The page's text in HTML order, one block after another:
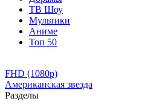
ТВ Шоу
Мультики
Аниме
Топ 50
FHD (1080p)
Американская звезда
Разделы